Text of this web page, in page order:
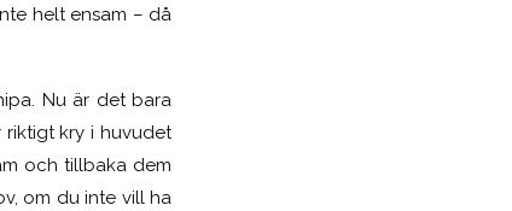
helt ensam – då
Nu är det bara
kry i huvudet
och tillbaka dem
om du inte vill ha